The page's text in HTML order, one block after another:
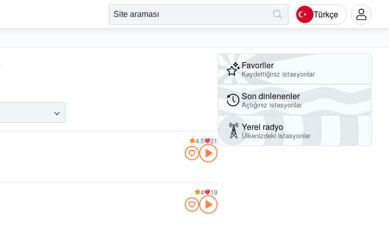
Türkçe
4.5 21
4 19
Favoriler
Kaydettiğiniz istasyonlar
Son dinlenenler
Açtığınız istasyonlar
Yerel radyo
Ülkenizdeki istasyonlar